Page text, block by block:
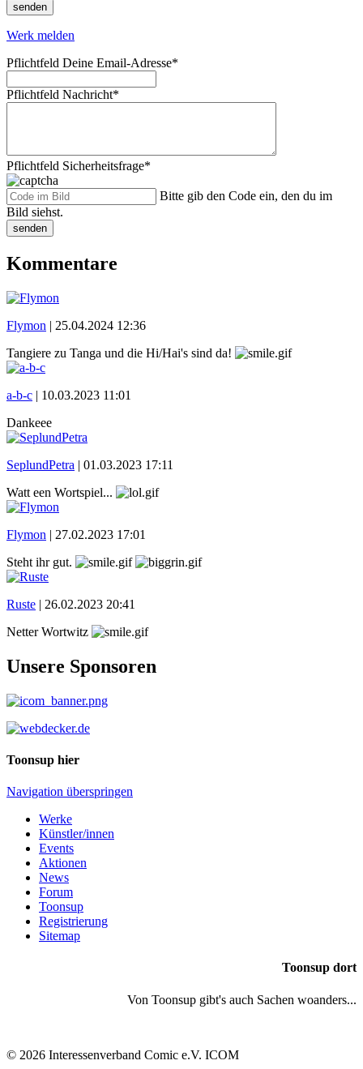
senden
Werk melden
Pflichtfeld Deine Email-Adresse*
Pflichtfeld Nachricht*
Pflichtfeld Sicherheitsfrage*
Bitte gib den Code ein, den du im
Bild siehst.
senden
Kommentare
Flymon | 25.04.2024 12:36
Tangiere zu Tanga und die Hi/Hai's sind da!
a-b-c | 10.03.2023 11:01
Dankeee
SeplundPetra | 01.03.2023 17:11
Watt een Wortspiel...
Flymon | 27.02.2023 17:01
Steht ihr gut.
Ruste | 26.02.2023 20:41
Netter Wortwitz
Unsere Sponsoren
Toonsup hier
Navigation überspringen
Werke
Künstler/innen
Events
Aktionen
News
Forum
Toonsup
Registrierung
Sitemap
Toonsup dort
Von Toonsup gibt's auch Sachen woanders...
© 2026 Interessenverband Comic e.V. ICOM